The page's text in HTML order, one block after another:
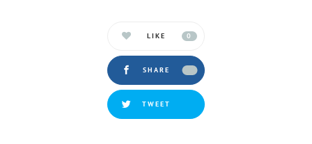
LIKE 0
SHARE
TWEET